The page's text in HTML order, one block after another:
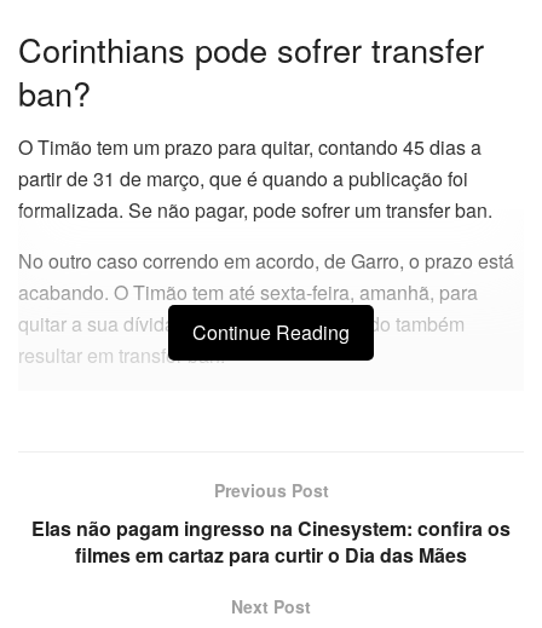
Corinthians pode sofrer transfer
ban?
O Timão tem um prazo para quitar, contando 45 dias a
partir de 31 de março, que é quando a publicação foi
formalizada. Se não pagar, pode sofrer um transfer ban.
No outro caso correndo em acordo, de Garro, o prazo está
acabando. O Timão tem até sexta-feira, amanhã, para
quitar a sua dívida com o Talleres, podendo também
resultar em transfer ban.
Continue Reading
Previous Post
Elas não pagam ingresso na Cinesystem: confira os
filmes em cartaz para curtir o Dia das Mães
Next Post